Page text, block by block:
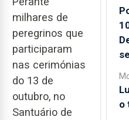
milhares de
peregrinos que
participaram
nas cerimónias
do 13 de
outubro, no
Santuário de
o